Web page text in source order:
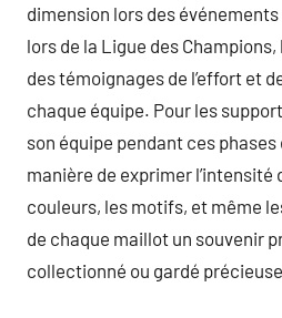
dimension lors des
lors de la Ligue des
des témoignages de l’effort et
chaque équipe. Pour les
son équipe pendant ces
manière de exprimer
couleurs, les motifs, et même
de chaque maillot un souvenir
collectionné ou gardé